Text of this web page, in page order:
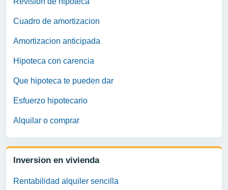
Cuadro de amortizacion
Amortizacion anticipada
Hipoteca con carencia
Que hipoteca te pueden dar
Esfuerzo hipotecario
Alquilar o comprar
Inversion en vivienda
Rentabilidad alquiler sencilla